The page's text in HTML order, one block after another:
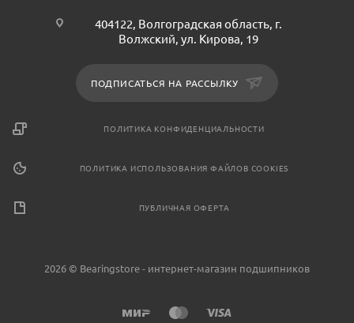
404122, Волгоградская область, г.
Волжский, ул. Кирова, 19
ПОДПИСАТЬСЯ НА РАССЫЛКУ
ПОЛИТИКА КОНФИДЕНЦИАЛЬНОСТИ
ПОЛИТИКА ИСПОЛЬЗОВАНИЯ ФАЙЛОВ COOKIES
ПУБЛИЧНАЯ ОФЕРТА
2026 © Bearingstore - интернет-магазин подшипников